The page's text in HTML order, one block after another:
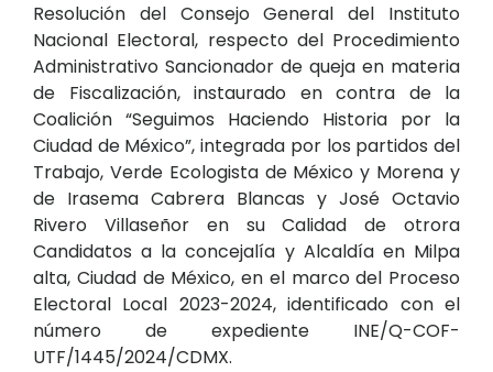
Resolución del Consejo General del Instituto
Nacional Electoral, respecto del Procedimiento
Administrativo Sancionador de queja en materia
de Fiscalización, instaurado en contra de la
Coalición “Seguimos Haciendo Historia por la
Ciudad de México”, integrada por los partidos del
Trabajo, Verde Ecologista de México y Morena y
de Irasema Cabrera Blancas y José Octavio
Rivero Villaseñor en su Calidad de otrora
Candidatos a la concejalía y Alcaldía en Milpa
alta, Ciudad de México, en el marco del Proceso
Electoral Local 2023-2024, identificado con el
número de expediente INE/Q-COF-
UTF/1445/2024/CDMX.